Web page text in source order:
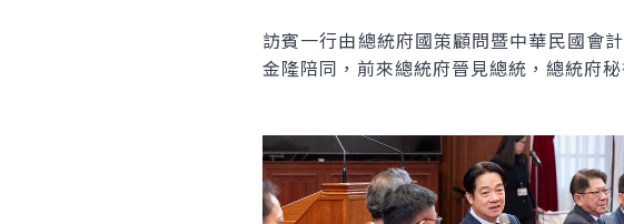
訪賓一行由總統府國策顧問暨中華民國會
金隆陪同，前來總統府晉見總統，總統府